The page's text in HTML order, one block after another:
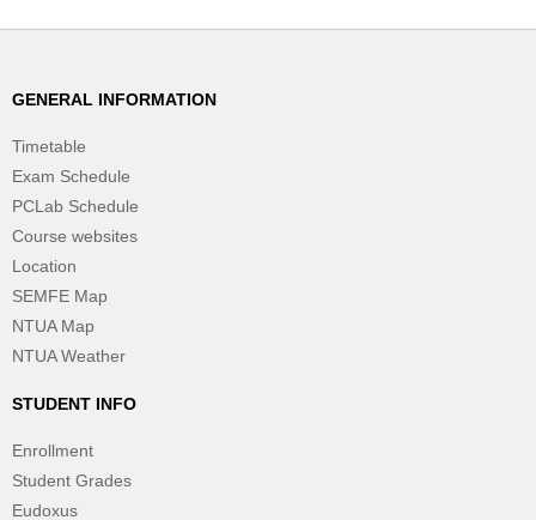
GENERAL INFORMATION
Timetable
Exam Schedule
PCLab Schedule
Course websites
Location
SEMFE Map
NTUA Map
NTUA Weather
STUDENT INFO
Enrollment
Student Grades
Eudoxus